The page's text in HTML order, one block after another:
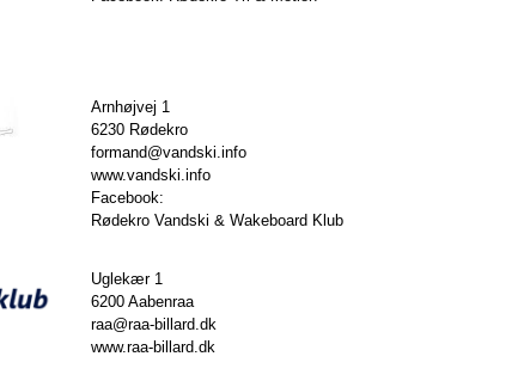
Arnhøjvej 1
6230 Rødekro
formand@vandski.info
www.vandski.info
Facebook:
Rødekro Vandski & Wakeboard Klub
Uglekær 1
6200 Aabenraa
raa@raa-billard.dk
www.raa-billard.dk